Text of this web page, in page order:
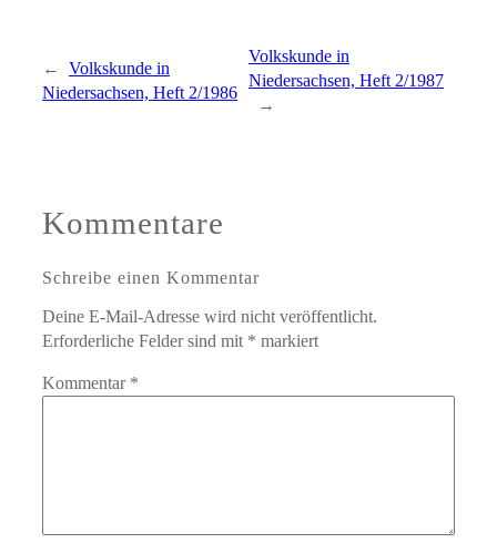
← Volkskunde in
Niedersachsen, Heft 2/1986
Volkskunde in
Niedersachsen, Heft 2/1987
→
Kommentare
Schreibe einen Kommentar
Deine E-Mail-Adresse wird nicht veröffentlicht.
Erforderliche Felder sind mit * markiert
Kommentar *